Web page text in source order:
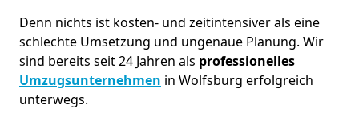
Denn nichts ist kosten- und zeitintensiver als eine
schlechte Umsetzung und ungenaue Planung. Wir
sind bereits seit 24 Jahren als professionelles
Umzugsunternehmen in Wolfsburg erfolgreich
unterwegs.